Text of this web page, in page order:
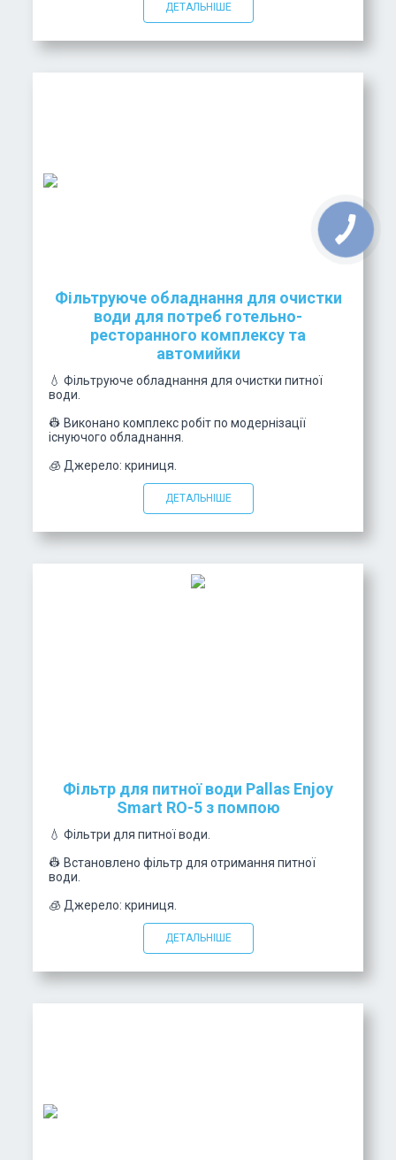
ДЕТАЛЬНІШЕ
Фільтруюче обладнання для очистки
води для потреб готельно-
ресторанного комплексу та
автомийки
💧 Фільтруюче обладнання для очистки питної
води.
👷 Виконано комплекс робіт по модернізації
існуючого обладнання.
🧊 Джерело: криниця.
ДЕТАЛЬНІШЕ
Фільтр для питної води Pallas Enjoy
Smart RO-5 з помпою
💧 Фільтри для питної води.
👷 Встановлено фільтр для отримання питної
води.
🧊 Джерело: криниця.
ДЕТАЛЬНІШЕ